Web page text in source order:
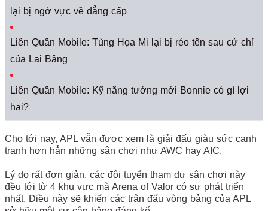
lại bị ngờ vực về đẳng cấp
Liên Quân Mobile: Tùng Họa Mi lại bị réo tên sau cử chỉ
của Lai Bâng
Liên Quân Mobile: Kỹ năng tướng mới Bonnie có gì lợi
hại?
Cho tới nay, APL vẫn được xem là giải đấu giàu sức cạnh
tranh hơn hẳn những sân chơi như AWC hay AIC.
Lý do rất đơn giản, các đội tuyển tham dự sân chơi này
đều tới từ 4 khu vực mà Arena of Valor có sự phát triển
nhất. Điều này sẽ khiến các trận đấu vòng bảng của APL